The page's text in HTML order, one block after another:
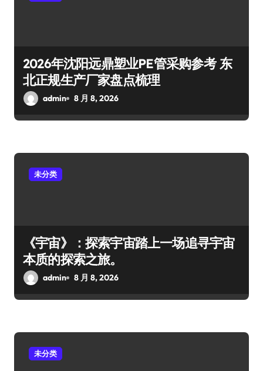
2026年沈阳远鼎塑业PE管采购参考 东
北正规生产厂家盘点梳理
admin 8 月 8, 2026
未分类
《宇宙》：探索宇宙踏上一场追寻宇宙
本质的探索之旅。
admin 8 月 8, 2026
未分类